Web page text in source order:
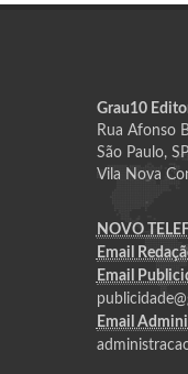
Grau10
Rua Afonso
São Paulo,
Vila Nova
NOVO
Email
Email
Email